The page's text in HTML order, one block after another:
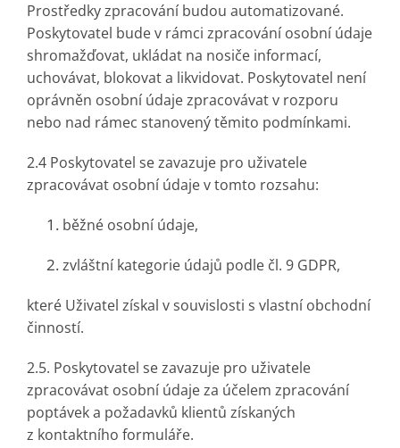
Prostředky zpracování budou automatizované.
Poskytovatel bude v rámci zpracování osobní údaje
shromažďovat, ukládat na nosiče informací,
uchovávat, blokovat a likvidovat. Poskytovatel není
oprávněn osobní údaje zpracovávat v rozporu
nebo nad rámec stanovený těmito podmínkami.
2.4 Poskytovatel se zavazuje pro uživatele
zpracovávat osobní údaje v tomto rozsahu:
běžné osobní údaje,
zvláštní kategorie údajů podle čl. 9 GDPR,
které Uživatel získal v souvislosti s vlastní obchodní
činností.
2.5. Poskytovatel se zavazuje pro uživatele
zpracovávat osobní údaje za účelem zpracování
poptávek a požadavků klientů získaných
z kontaktního formuláře.